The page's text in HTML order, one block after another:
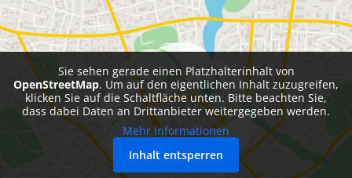
Sie sehen gerade einen Platzhalterinhalt von
OpenStreetMap. Um auf den eigentlichen Inhalt zuzugreifen,
klicken Sie auf die Schaltfläche unten. Bitte beachten Sie,
dass dabei Daten an Drittanbieter weitergegeben werden.
Mehr Informationen
Inhalt entsperren